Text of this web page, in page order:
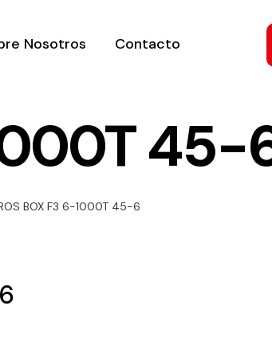
Iluminación
Nosotros Contacto
45-
BOX F3 6-1000T 45-6